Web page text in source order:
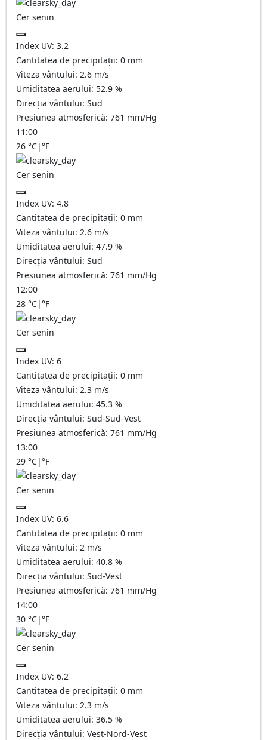
Cer senin
Index UV: 3.2
Cantitatea de precipitații: 0 mm
Viteza vântului: 2.6 m/s
Umiditatea aerului: 52.9 %
Direcția vântului: Sud
Presiunea atmosferică: 761 mm/Hg
11:00
26 °C|°F
Cer senin
Index UV: 4.8
Cantitatea de precipitații: 0 mm
Viteza vântului: 2.6 m/s
Umiditatea aerului: 47.9 %
Direcția vântului: Sud
Presiunea atmosferică: 761 mm/Hg
12:00
28 °C|°F
Cer senin
Index UV: 6
Cantitatea de precipitații: 0 mm
Viteza vântului: 2.3 m/s
Umiditatea aerului: 45.3 %
Direcția vântului: Sud-Sud-Vest
Presiunea atmosferică: 761 mm/Hg
13:00
29 °C|°F
Cer senin
Index UV: 6.6
Cantitatea de precipitații: 0 mm
Viteza vântului: 2 m/s
Umiditatea aerului: 40.8 %
Direcția vântului: Sud-Vest
Presiunea atmosferică: 761 mm/Hg
14:00
30 °C|°F
Cer senin
Index UV: 6.2
Cantitatea de precipitații: 0 mm
Viteza vântului: 2.3 m/s
Umiditatea aerului: 36.5 %
Direcția vântului: Vest-Nord-Vest